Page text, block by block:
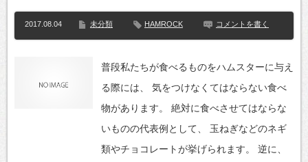
2017.08.04 未分類 HAMROCK コメントを書く
普段私たちが食べるものをハムスターに与え
る際には、 気をつけなくてはならない食べ
物があります。 絶対に食べさせてはならな
いものの代表例として、 玉ねぎなどのネギ
類やチョコレートが挙げられます。 逆に、